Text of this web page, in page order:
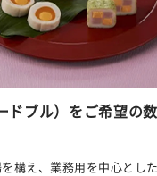
ドブル）をご希望の
構え、業務用を中心とし